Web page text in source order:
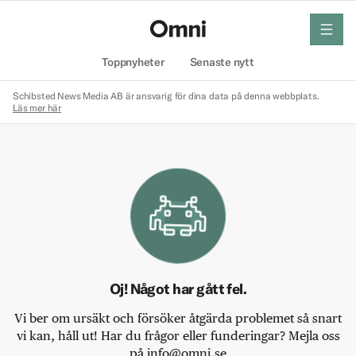
Toppnyheter Senaste nytt
meny
Schibsted News Media AB är ansvarig för dina data på denna webbplats.
Läs mer här
Oj! Något har gått fel.
Vi ber om ursäkt och försöker åtgärda problemet så snart
vi kan, håll ut! Har du frågor eller funderingar? Mejla oss